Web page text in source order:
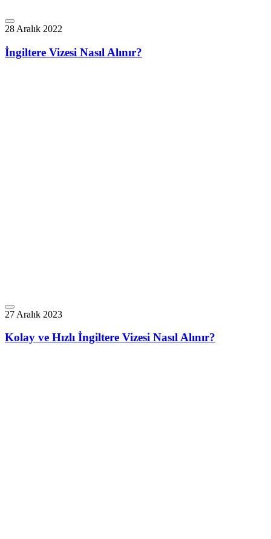
28 Aralık 2022
İngiltere Vizesi Nasıl Alınır?
27 Aralık 2023
Kolay ve Hızlı İngiltere Vizesi Nasıl Alınır?